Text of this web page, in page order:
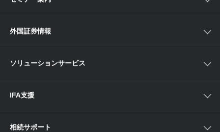
ラップサービス
新商品情報
各種お手続き
便利なサービス
当社サービスのご利用にあたって
近畿
外国証券情報
ソリューションサービス
IFA支援
相続サポート